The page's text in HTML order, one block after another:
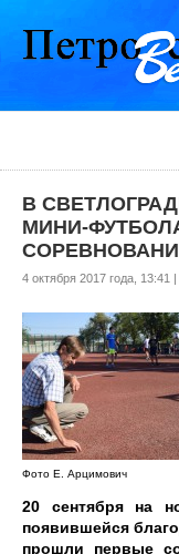
В
МИНИ-
4 октября 2017 года, 13:41 |
Фото Е. Арцимович
20 сентября на
появившейся
прошли первые